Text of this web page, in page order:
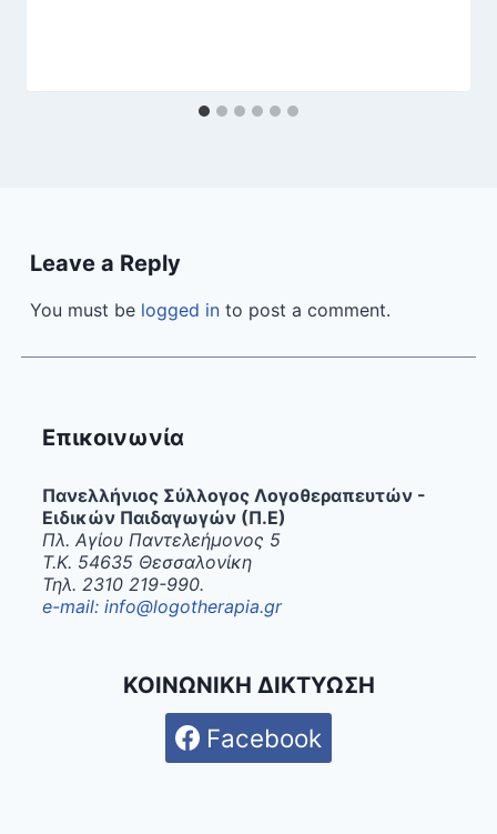
Leave a Reply
You must be logged in to post a comment.
Επικοινωνία
Πανελλήνιος Σύλλογος Λογοθεραπευτών -
Ειδικών Παιδαγωγών (Π.Ε)
Πλ. Αγίου Παντελεήμονος 5
Τ.Κ. 54635 Θεσσαλονίκη
Τηλ. 2310 219-990.
e-mail: info@logotherapia.gr
ΚΟΙΝΩΝΙΚΗ ΔΙΚΤΥΩΣΗ
Facebook